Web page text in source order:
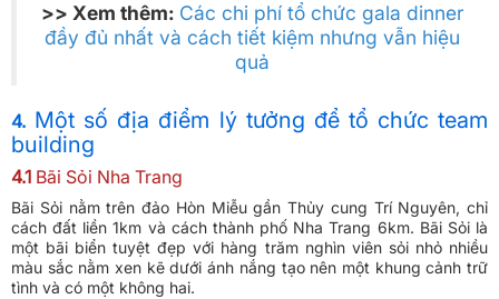
>> Xem thêm: Các chi phí tổ chức gala dinner
đầy đủ nhất và cách tiết kiệm nhưng vẫn hiệu
quả
4. Một số địa điểm lý tưởng để tổ chức team
building
4.1 Bãi Sỏi Nha Trang
Bãi Sỏi nằm trên đảo Hòn Miễu gần Thủy cung Trí Nguyên, chỉ
cách đất liền 1km và cách thành phố Nha Trang 6km. Bãi Sỏi là
một bãi biển tuyệt đẹp với hàng trăm nghìn viên sỏi nhỏ nhiều
màu sắc nằm xen kẽ dưới ánh nắng tạo nên một khung cảnh trữ
tình và có một không hai.